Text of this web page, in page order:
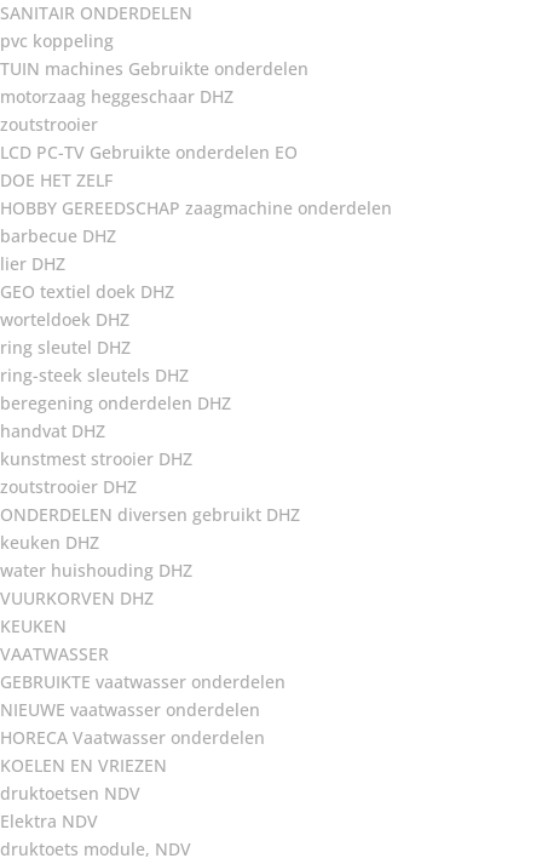
SANITAIR ONDERDELEN
pvc koppeling
TUIN machines Gebruikte onderdelen
motorzaag heggeschaar DHZ
zoutstrooier
LCD PC-TV Gebruikte onderdelen EO
DOE HET ZELF
HOBBY GEREEDSCHAP zaagmachine onderdelen
barbecue DHZ
lier DHZ
GEO textiel doek DHZ
worteldoek DHZ
ring sleutel DHZ
ring-steek sleutels DHZ
beregening onderdelen DHZ
handvat DHZ
kunstmest strooier DHZ
zoutstrooier DHZ
ONDERDELEN diversen gebruikt DHZ
keuken DHZ
water huishouding DHZ
VUURKORVEN DHZ
KEUKEN
VAATWASSER
GEBRUIKTE vaatwasser onderdelen
NIEUWE vaatwasser onderdelen
HORECA Vaatwasser onderdelen
KOELEN EN VRIEZEN
druktoetsen NDV
Elektra NDV
druktoets module, NDV